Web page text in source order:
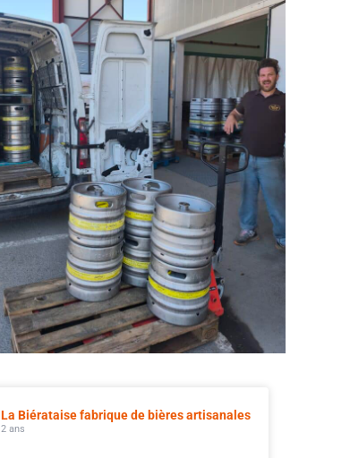
La Biérataise fabrique de bières artisanales
2 ans